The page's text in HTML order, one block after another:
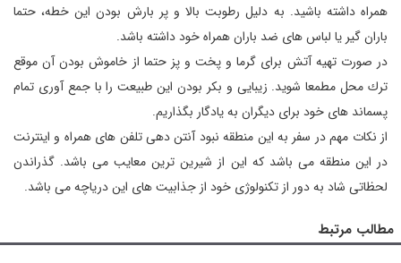
همراه داشته باشید. به دلیل رطوبت بالا و پر بارش بودن این خطه، حتما
باران گیر یا لباس های ضد باران همراه خود داشته باشد.
در صورت تهیه آتش برای گرما و پخت و پز حتما از خاموش بودن آن موقع
ترك محل مطمعا شوید. زیبایی و بكر بودن این طبیعت را با جمع آوری تمام
پسماند های خود برای دیگران به یادگار بگذاریم.
از نكات مهم در سفر به این منطقه نبود آنتن دهی تلفن های همراه و اینترنت
در این منطقه می باشد كه این از شیرین ترین معایب می باشد. گذراندن
لحظاتی شاد به دور از تكنولوژی خود از جذابیت های این دریاچه می باشد.
مطالب مرتبط